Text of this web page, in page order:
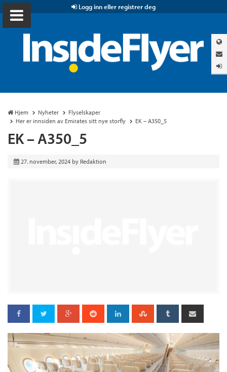
Logg inn eller registrer deg
Hjem Nyheter
Flyselskaper
Her er innsiden av Emirates sitt nye storfly
EK – A350_5
EK – A350_5
27. november, 2024 by Redaktion